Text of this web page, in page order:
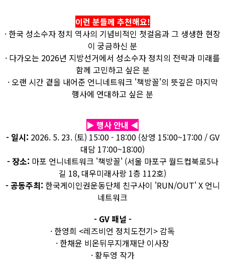
이런 분들께 추천해요!
· 한국 성소수자 정치 역사의 기념비적인 첫걸음과 그 생생한 현장
이 궁금하신 분
· 다가오는 2026년 지방선거에서 성소수자 정치의 전략과 미래를
함께 고민하고 싶은 분
· 오랜 시간 곁을 내어준 언니네트워크 '책방꼴'의 뜻깊은 마지막
행사에 연대하고 싶은 분
▶ 행사 안내 ◀
- 일시: 2026. 5. 23. (토) 15:00 - 18:00 (상영 15:00~17:00 / GV
대담 17:00~18:00)
- 장소: 마포 언니네트워크 '책방꼴' (서울 마포구 월드컵북로5나
길 18, 대우미래사랑 1층 112호)
- 공동주최: 한국게이인권운동단체 친구사이 'RUN/OUT' X 언니
네트워크
- GV 패널 -
· 한영희 <레즈비언 정치도전기> 감독
· 한채윤 비온뒤무지개재단 이사장
· 황두영 작가